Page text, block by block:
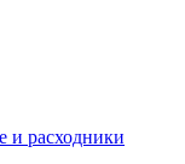
и расходники